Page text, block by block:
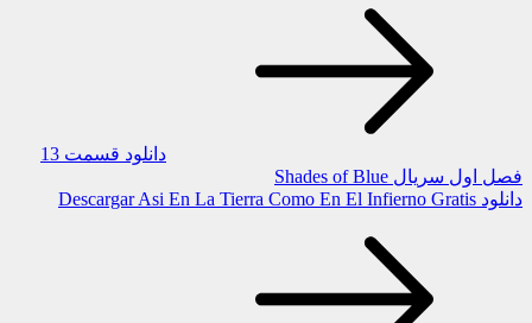
دانلود قسمت 13
فصل اول سریال Shades of Blue
دانلود Descargar Asi En La Tierra Como En El Infierno Gratis